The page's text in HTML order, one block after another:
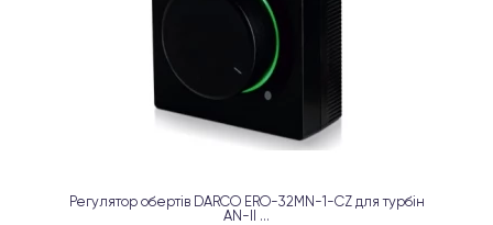
Регулятор обертів DARCO ERO-32MN-1-CZ для турбін
AN-II ...